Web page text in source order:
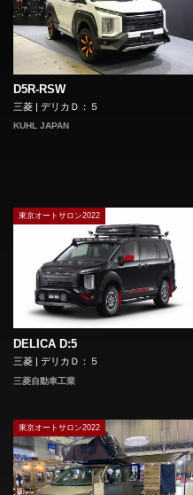
D5R-RSW
三菱 | デリカＤ：５
KUHL JAPAN
東京オートサロン2022
DELICA D:5
三菱 | デリカＤ：５
三菱自動車工業
東京オートサロン2022